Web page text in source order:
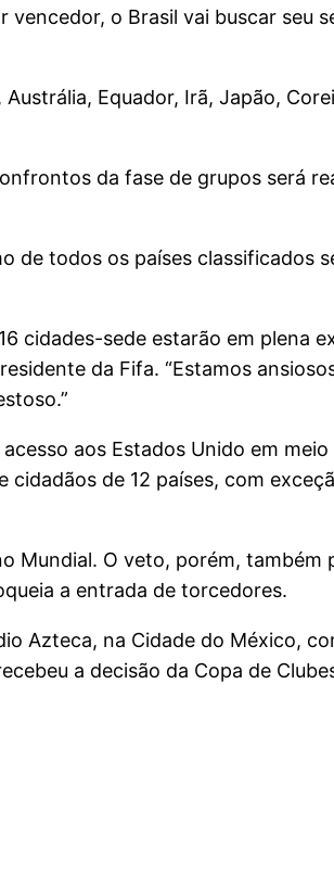
o Brasil vai buscar seu
Equador, Irã, Japão,
da fase de grupos será
de todos os países classificados
cidades-sede estarão em plena
da Fifa. “Estamos
aos Estados Unido em
de 12 países, com
Mundial. O veto, porém,
a entrada de torcedores.
Azteca, na Cidade do México,
a decisão da Copa de